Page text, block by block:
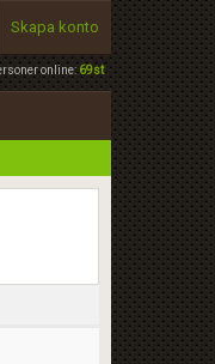
online:69st
Skapa konto